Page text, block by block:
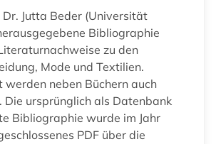
(1)
(1)
königreich benin (1)
körperschaft (1)
Dr. Jutta Beder (Universität
Bibliographie
zu den
Mode und Textilien.
neben Büchern auch
Die ursprünglich als Datenbank
Bibliographie wurde im Jahr
PDF über die